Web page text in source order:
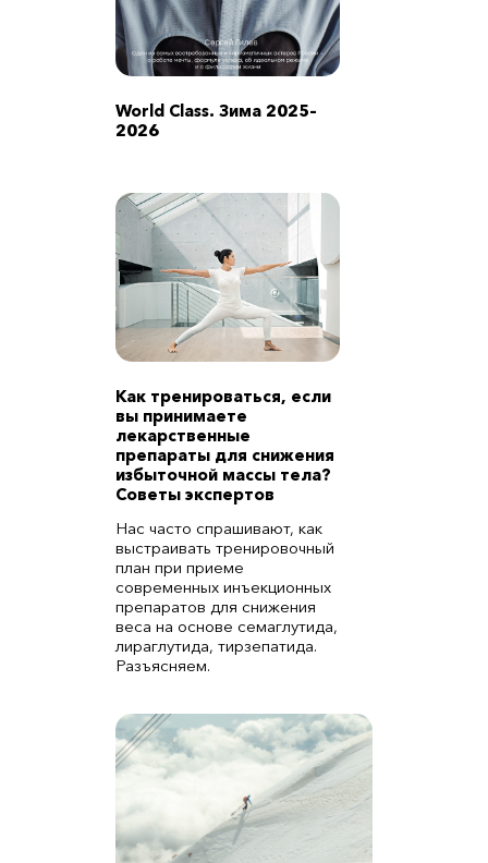
World Class. Зима 2025–
2026
Как тренироваться, если
вы принимаете
лекарственные
препараты для снижения
избыточной массы тела?
Советы экспертов
Нас часто спрашивают, как
выстраивать тренировочный
план при приеме
современных инъекционных
препаратов для снижения
веса на основе семаглутида,
лираглутида, тирзепатида.
Разъясняем.